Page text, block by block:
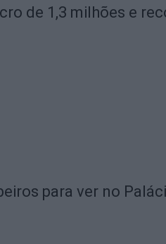
de 1,3 milhões e
para ver no